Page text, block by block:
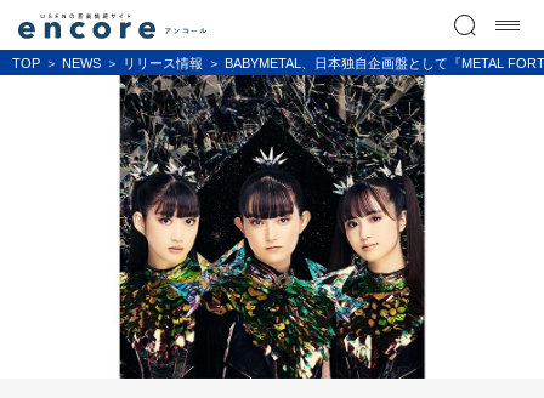
TOP NEWS リリース情報 BABYMETAL、日本独自企画盤として『METAL